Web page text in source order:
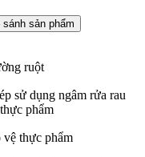
sánh sản phẩm
ruột
sử dụng ngâm rửa rau
phẩm
thực phẩm